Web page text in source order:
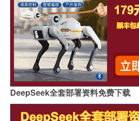
DeepSeek全套部署资料免费下载